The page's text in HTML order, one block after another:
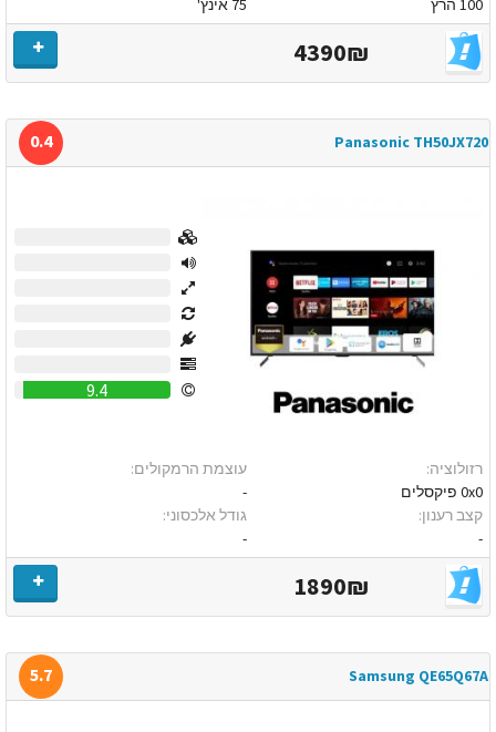
100 הרץ
75 אינץ'
4390₪
Panasonic TH50JX720
0.4
9.4
רזולוציה:
0x0 פיקסלים
קצב רענון:
-
עוצמת הרמקולים:
-
גודל אלכסוני:
-
1890₪
Samsung QE65Q67A
5.7